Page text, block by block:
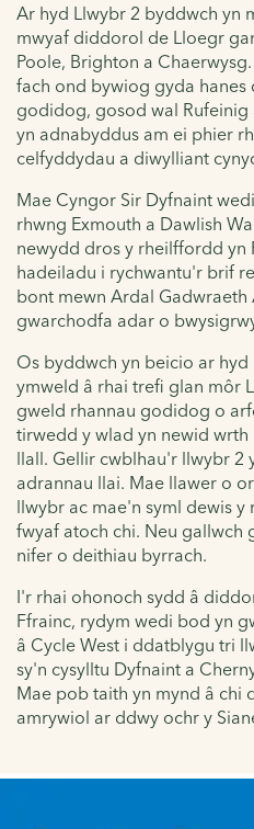
Ar hyd Llwybr 2 byddwch yn
mwyaf diddorol de Lloegr
Poole, Brighton a
fach ond bywiog gyda hanes
godidog, gosod wal
yn adnabyddus am ei phier
celfyddydau a diwylliant
Mae Cyngor Sir Dyfnaint
rhwng Exmouth a Dawlish
newydd dros y rheilffordd yn
hadeiladu i rychwantu'r brif
bont mewn Ardal
gwarchodfa adar o
Os byddwch yn beicio ar
ymweld â rhai trefi glan môr
gweld rhannau godidog o
tirwedd y wlad yn newid
llall. Gellir cwblhau'r llwybr 2
adrannau llai. Mae llawer o
llwybr ac mae'n syml dewis
fwyaf atoch chi. Neu
nifer o deithiau byrrach.
I'r rhai ohonoch sydd â
Ffrainc, rydym wedi bod yn
â Cycle West i ddatblygu tri
sy'n cysylltu Dyfnaint a
Mae pob taith yn mynd â chi
amrywiol ar ddwy ochr y